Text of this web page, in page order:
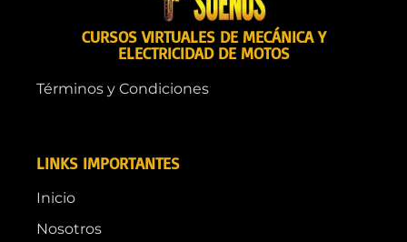
CURSOS VIRTUALES DE MECÁNICA Y
ELECTRICIDAD DE MOTOS
Términos y Condiciones
LINKS IMPORTANTES
Inicio
Nosotros